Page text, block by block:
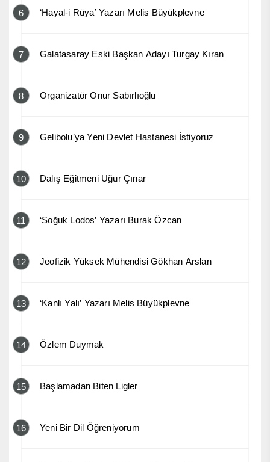
6 ‘Hayal-i Rüya’ Yazarı Melis Büyükplevne
7 Galatasaray Eski Başkan Adayı Turgay Kıran
8 Organizatör Onur Sabırlıoğlu
9 Gelibolu’ya Yeni Devlet Hastanesi İstiyoruz
10 Dalış Eğitmeni Uğur Çınar
11 ‘Soğuk Lodos’ Yazarı Burak Özcan
12 Jeofizik Yüksek Mühendisi Gökhan Arslan
13 ‘Kanlı Yalı’ Yazarı Melis Büyükplevne
14 Özlem Duymak
15 Başlamadan Biten Ligler
16 Yeni Bir Dil Öğreniyorum